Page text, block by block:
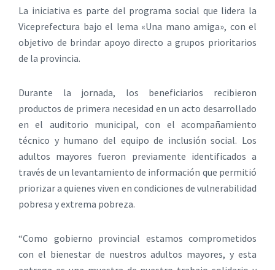
La iniciativa es parte del programa social que lidera la
Viceprefectura bajo el lema «Una mano amiga», con el
objetivo de brindar apoyo directo a grupos prioritarios
de la provincia.
Durante la jornada, los beneficiarios recibieron
productos de primera necesidad en un acto desarrollado
en el auditorio municipal, con el acompañamiento
técnico y humano del equipo de inclusión social. Los
adultos mayores fueron previamente identificados a
través de un levantamiento de información que permitió
priorizar a quienes viven en condiciones de vulnerabilidad
pobresa y extrema pobreza.
“Como gobierno provincial estamos comprometidos
con el bienestar de nuestros adultos mayores, y esta